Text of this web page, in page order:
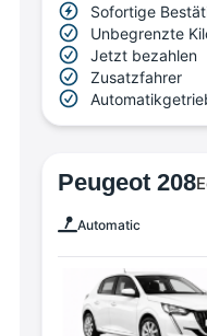
Sofortige
Unbegrenzte
Jetzt bezahlen
Zusatzfahrer
Peugeot 208
Automatic